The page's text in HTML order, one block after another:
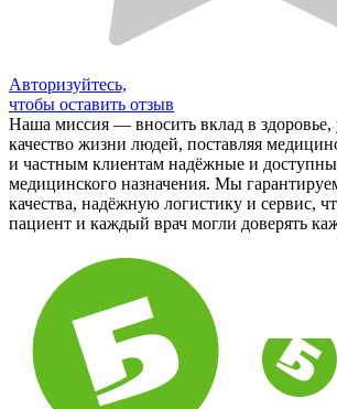
Авторизуйтесь,
чтобы оставить отзыв
Наша миссия — вносить вклад в здоровье,
качество жизни людей, поставляя
и частным клиентам надёжные и
медицинского назначения. Мы
качества, надёжную логистику и сервис,
пациент и каждый врач могли доверять